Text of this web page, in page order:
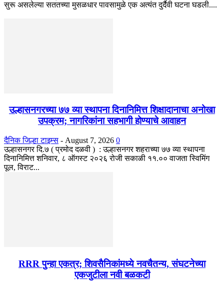
सुरू असलेल्या सततच्या मुसळधार पावसामुळे एक अत्यंत दुर्दैवी घटना घडली....
उल्हासनगरच्या ७७ व्या स्थापना दिनानिमित्त शिक्षादानाचा अनोखा
उपक्रम; नागरिकांना सहभागी होण्याचे आवाहन
दैनिक जिल्हा टाइम्स - August 7, 2026 0
उल्हासनगर दि.७ ( प्रमोद दळवी ) : उल्हासनगर शहराच्या ७७ व्या स्थापना
दिनानिमित्त शनिवार, ८ ऑगस्ट २०२६ रोजी सकाळी ११.०० वाजता स्विमिंग
पूल, विराट...
RRR पुन्हा एकत्र; शिवसैनिकांमध्ये नवचैतन्य, संघटनेच्या
एकजुटीला नवी बळकटी